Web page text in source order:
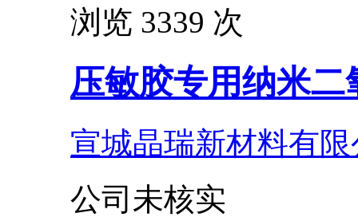
浏览 3339 次
压敏胶专用纳米二
宣城晶瑞新材料有
公司未核实